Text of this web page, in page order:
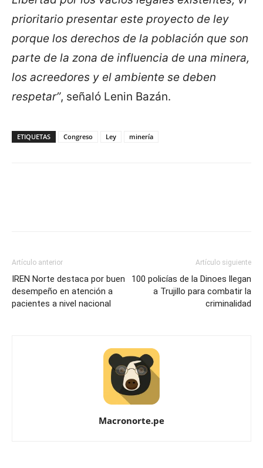
prioritario presentar este proyecto de ley
porque los derechos de la población que son
parte de la zona de influencia de una minera,
los acreedores y el ambiente se deben
respetar”, señaló Lenin Bazán.
ETIQUETAS Congreso Ley minería
Artículo anterior
IREN Norte destaca por buen
desempeño en atención a
pacientes a nivel nacional
Artículo siguiente
100 policías de la Dinoes llegan
a Trujillo para combatir la
criminalidad
Macronorte.pe